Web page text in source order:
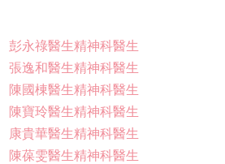
彭永祿醫生精神科醫生
張逸和醫生精神科醫生
陳國棟醫生精神科醫生
陳寶玲醫生精神科醫生
康貴華醫生精神科醫生
陳葆雯醫生精神科醫生